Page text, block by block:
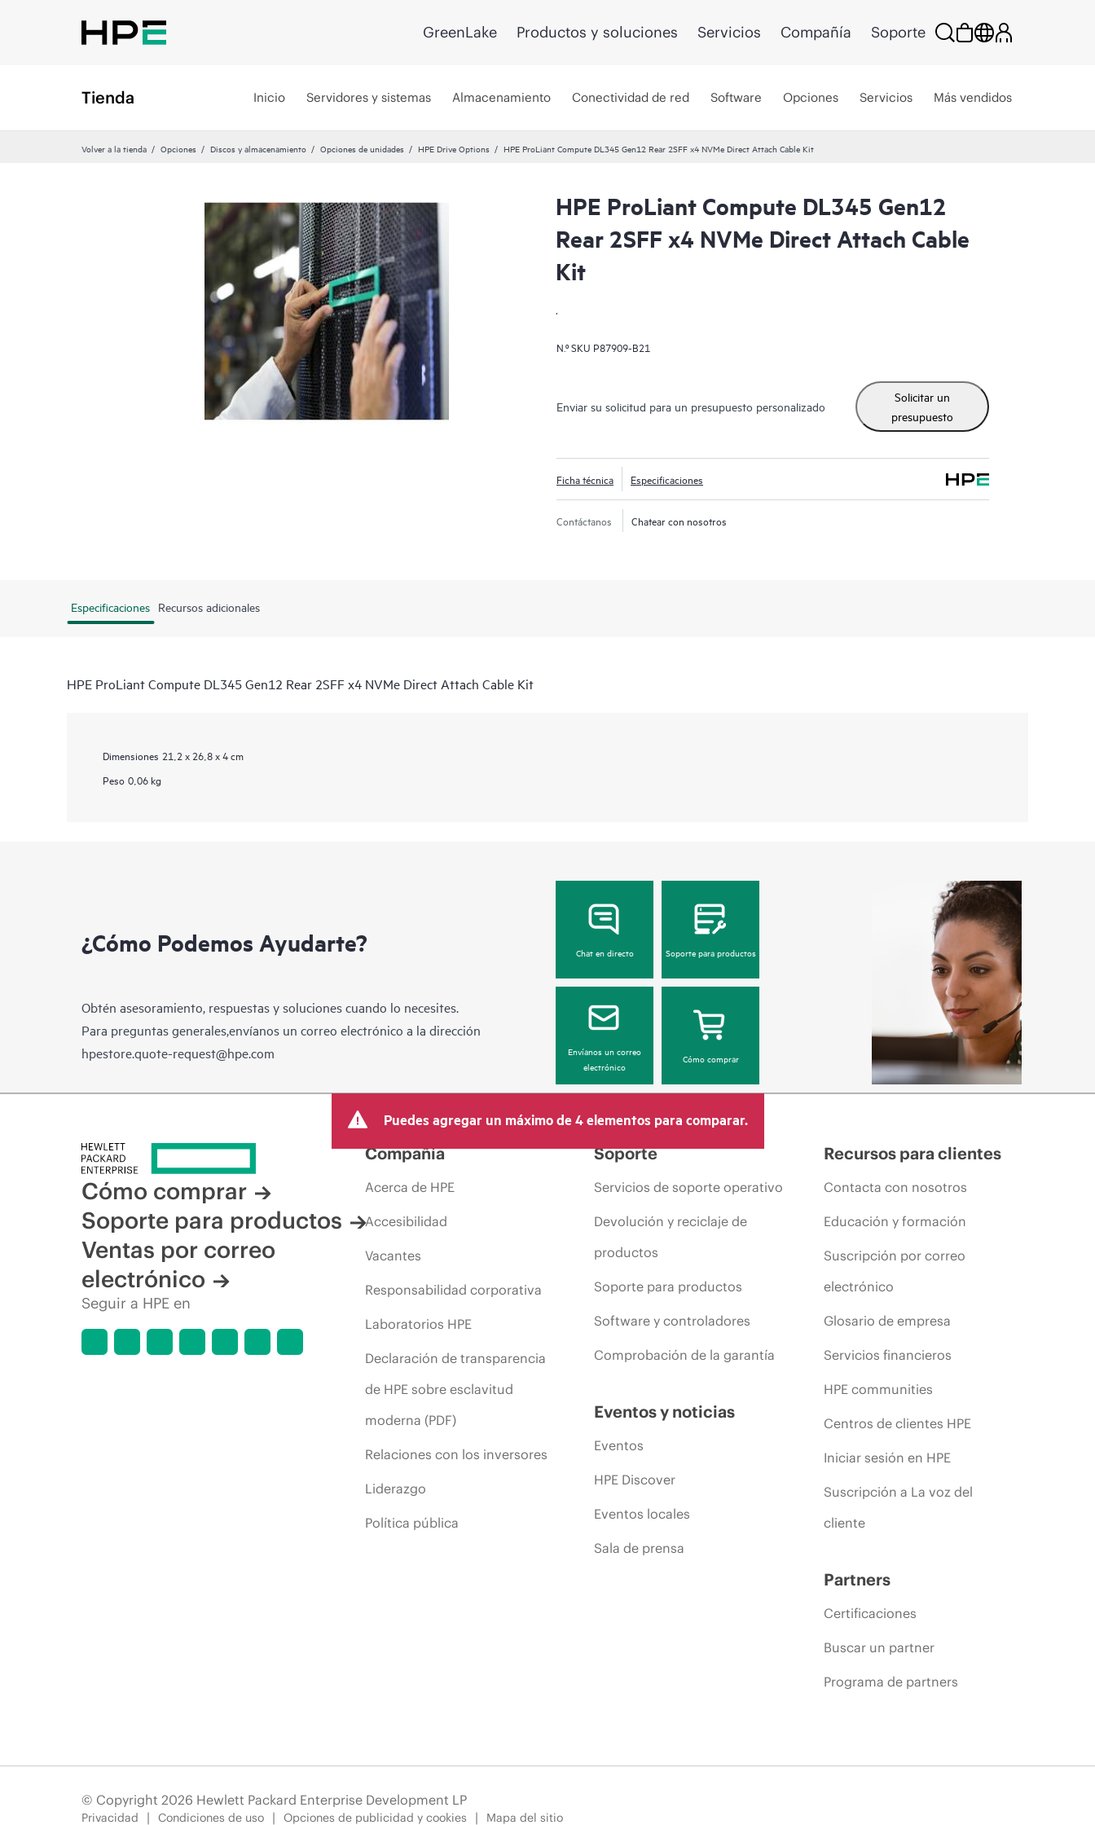
GreenLake Productos y soluciones Servicios Compañía Soporte
Tienda Inicio Servidores y sistemas Almacenamiento Conectividad de red Software Opciones Servicios Más vendidos
Volver a la tienda Opciones Discos y almacenamiento Opciones de unidades HPE Drive Options HPE ProLiant Compute DL345 Gen12 Rear 2SFF x4 NVMe Direct Attach Cable Kit
HPE ProLiant Compute DL345 Gen12
Rear 2SFF x4 NVMe Direct Attach Cable
Kit
.
N.º SKU P87909-B21
Enviar su solicitud para un presupuesto personalizado
Solicitar un
presupuesto
Ficha técnica Especificaciones
Contáctanos Chatear con nosotros
Especificaciones Recursos adicionales
HPE ProLiant Compute DL345 Gen12 Rear 2SFF x4 NVMe Direct Attach Cable Kit
Dimensiones 21,2 x 26,8 x 4 cm
Peso 0,06 kg
¿Cómo Podemos Ayudarte?
Obtén asesoramiento, respuestas y soluciones cuando lo necesites.
Para preguntas generales,envíanos un correo electrónico a la dirección
hpestore.quote-request@hpe.com
Chat en directo Soporte para productos
Envíanos un correo
electrónico
Cómo comprar
Puedes agregar un máximo de 4 elementos para comparar.
Cómo comprar
Soporte para productos
Ventas por correo
electrónico
Seguir a HPE en
Compañía
Acerca de HPE
Accesibilidad
Vacantes
Responsabilidad corporativa
Laboratorios HPE
Declaración de transparencia
de HPE sobre esclavitud
moderna (PDF)
Relaciones con los inversores
Liderazgo
Política pública
Soporte
Servicios de soporte operativo
Devolución y reciclaje de
productos
Soporte para productos
Software y controladores
Comprobación de la garantía
Eventos y noticias
Eventos
HPE Discover
Eventos locales
Sala de prensa
Recursos para clientes
Contacta con nosotros
Educación y formación
Suscripción por correo
electrónico
Glosario de empresa
Servicios financieros
HPE communities
Centros de clientes HPE
Iniciar sesión en HPE
Suscripción a La voz del
cliente
Partners
Certificaciones
Buscar un partner
Programa de partners
© Copyright 2026 Hewlett Packard Enterprise Development LP
Privacidad Condiciones de uso Opciones de publicidad y cookies Mapa del sitio